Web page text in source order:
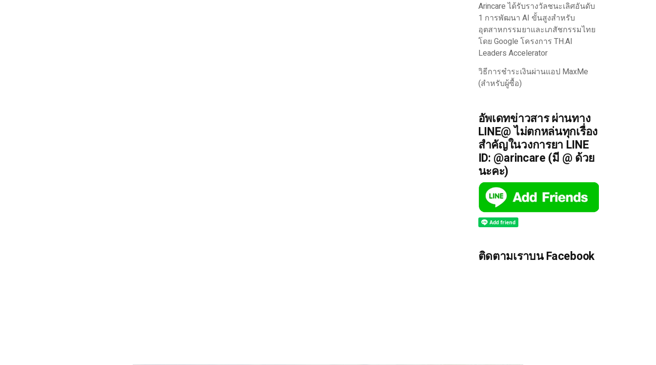
Arincare ได้รับรางวัลชนะเลิศอันดับ
1 การพัฒนา AI ขั้นสูงสำหรับ
อุตสาหกรรมยาและเภสัชกรรมไทย
โดย Google โครงการ TH.AI
Leaders Accelerator
วิธีการชำระเงินผ่านแอป MaxMe
(สำหรับผู้ซื้อ)
อัพเดทข่าวสาร ผ่านทาง
LINE@ ไม่ตกหล่นทุกเรื่อง
สำคัญในวงการยา LINE
ID: @arincare (มี @ ด้วย
นะคะ)
ติดตามเราบน Facebook